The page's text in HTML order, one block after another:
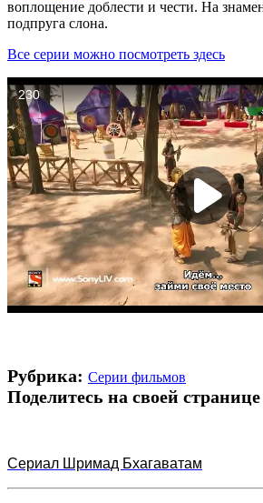
воплощение доблести и чести. На
подпруга слона.
Все серии можно посмотреть здесь
Рубрика: Серии фильмов
Поделитесь на своей странице
Сериал Шримад Бхагаватам